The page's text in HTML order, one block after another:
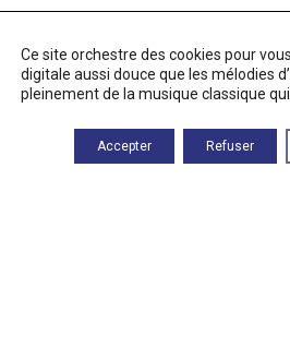
83 Route des
46500
Du lundi au
9h00—17h00
Ce site orchestre des cookies pour
digitale aussi douce que les mélodies
pleinement de la musique classique
Accepter Refuser